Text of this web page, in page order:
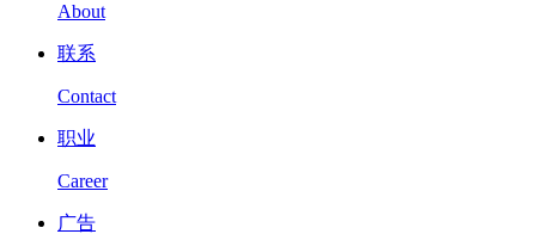
About
联系
Contact
职业
Career
广告